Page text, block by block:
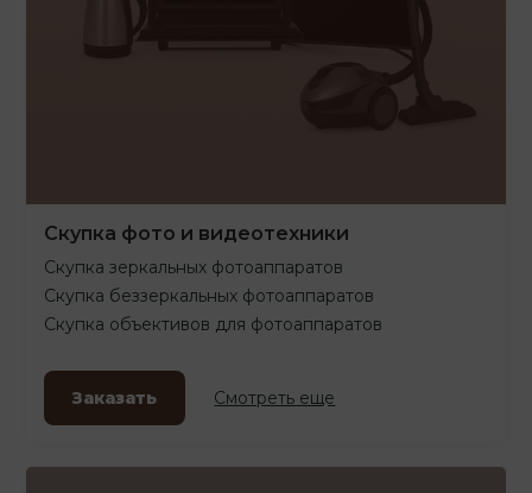
Скупка фото и видеотехники
Скупка зеркальных фотоаппаратов
Скупка беззеркальных фотоаппаратов
Скупка объективов для фотоаппаратов
Заказать Смотреть еще